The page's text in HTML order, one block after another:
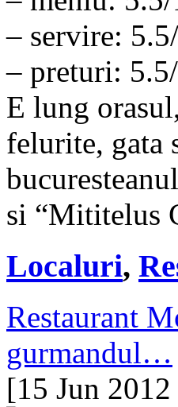
– servire:
– preturi:
E lung
felurite, gata
si “Mititelus
Localuri,
Restaurant
gurmandul…
[15 Jun 2012